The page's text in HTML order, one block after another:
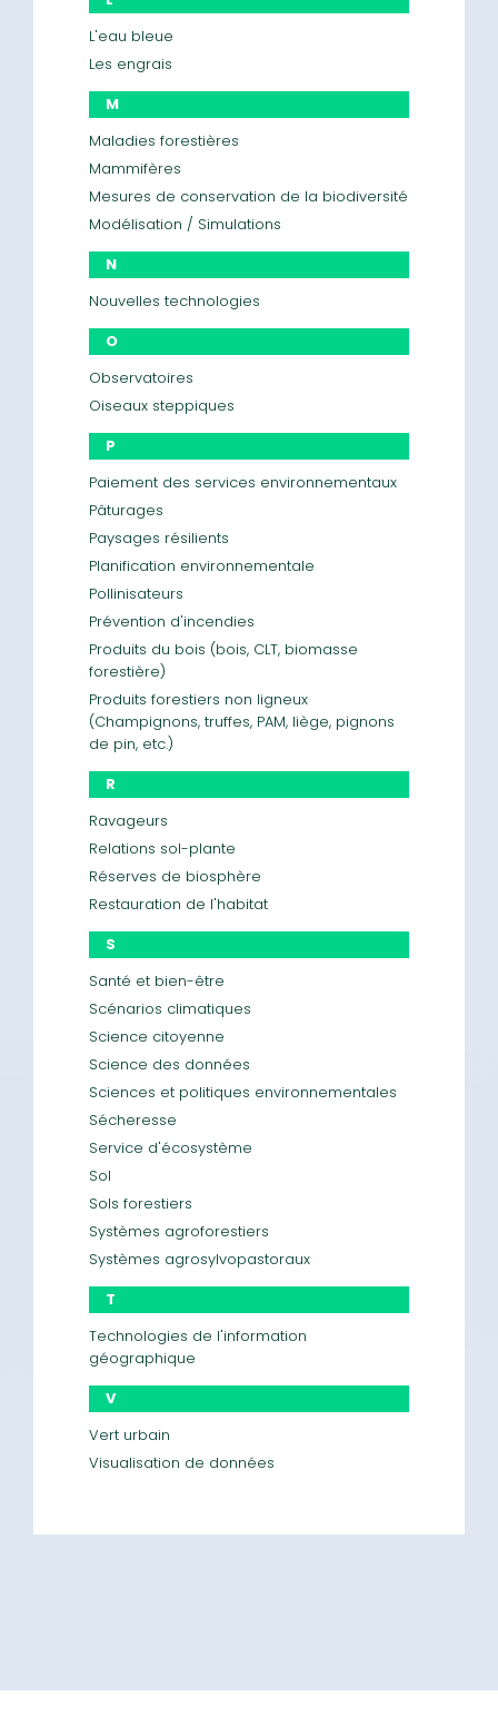
L'eau bleue
Les engrais
M
Maladies forestières
Mammifères
Mesures de conservation de la biodiversité
Modélisation / Simulations
N
Nouvelles technologies
O
Observatoires
Oiseaux steppiques
P
Paiement des services environnementaux
Pâturages
Paysages résilients
Planification environnementale
Pollinisateurs
Prévention d'incendies
Produits du bois (bois, CLT, biomasse
forestière)
Produits forestiers non ligneux
(Champignons, truffes, PAM, liège, pignons
de pin, etc.)
R
Ravageurs
Relations sol-plante
Réserves de biosphère
Restauration de l'habitat
S
Santé et bien-être
Scénarios climatiques
Science citoyenne
Science des données
Sciences et politiques environnementales
Sécheresse
Service d'écosystème
Sol
Sols forestiers
Systèmes agroforestiers
Systèmes agrosylvopastoraux
T
Technologies de l'information
géographique
V
Vert urbain
Visualisation de données